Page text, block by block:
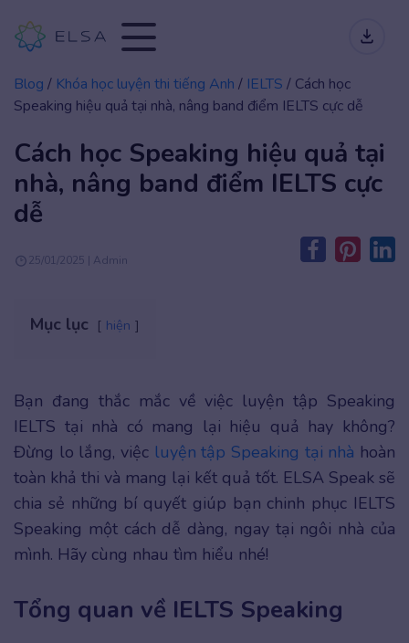
Blog / Khóa học luyện thi tiếng Anh / IELTS / Cách học
Speaking hiệu quả tại nhà, nâng band điểm IELTS cực dễ
Cách học Speaking hiệu quả tại
nhà, nâng band điểm IELTS cực
dễ
25/01/2025 | Admin
Mục lục hiện
Bạn đang thắc mắc về việc luyện tập Speaking
IELTS tại nhà có mang lại hiệu quả hay không?
Đừng lo lắng, việc luyện tập Speaking tại nhà hoàn
toàn khả thi và mang lại kết quả tốt. ELSA Speak sẽ
chia sẻ những bí quyết giúp bạn chinh phục IELTS
Speaking một cách dễ dàng, ngay tại ngôi nhà của
mình. Hãy cùng nhau tìm hiểu nhé!
Tổng quan về IELTS Speaking